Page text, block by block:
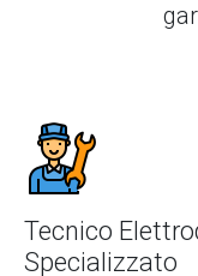
Tecnico
Specializzato